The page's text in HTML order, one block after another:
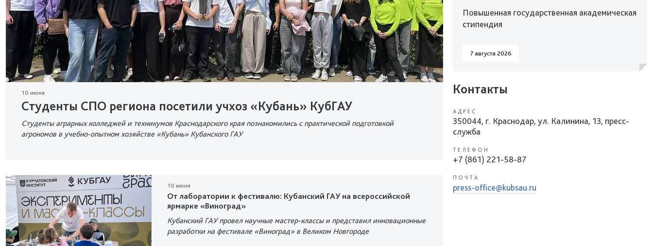
10 июня
Студенты СПО региона посетили учхоз «Кубань» КубГАУ
Студенты аграрных колледжей и техникумов Краснодарского края познакомились с практической подготовкой
агрономов в учебно-опытном хозяйстве «Кубань» Кубанского ГАУ
10 июня
От лаборатории к фестивалю: Кубанский ГАУ на всероссийской
ярмарке «Виноград»
Кубанский ГАУ провел научные мастер-классы и представил инновационные
разработки на фестивале «Виноград» в Великом Новгороде
Повышенная государственная академическая
стипендия
7 августа 2026
Контакты
АДРЕС
350044, г. Краснодар, ул. Калинина, 13, пресс-
служба
ТЕЛЕФОН
+7 (861) 221-58-87
ПОЧТА
press-office@kubsau.ru